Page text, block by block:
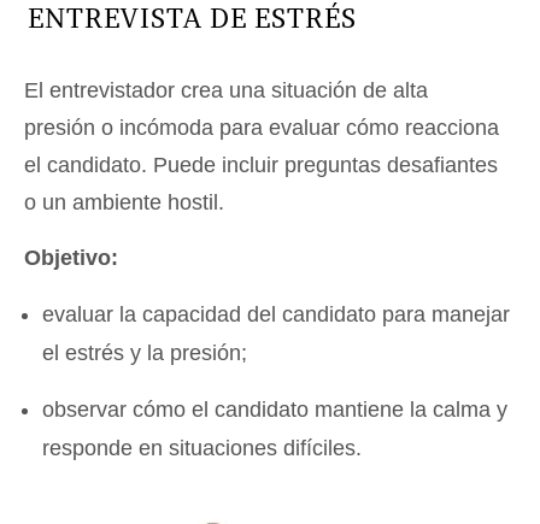
ENTREVISTA DE ESTRÉS
El entrevistador crea una situación de alta
presión o incómoda para evaluar cómo reacciona
el candidato. Puede incluir preguntas desafiantes
o un ambiente hostil.
Objetivo:
evaluar la capacidad del candidato para manejar
el estrés y la presión;
observar cómo el candidato mantiene la calma y
responde en situaciones difíciles.